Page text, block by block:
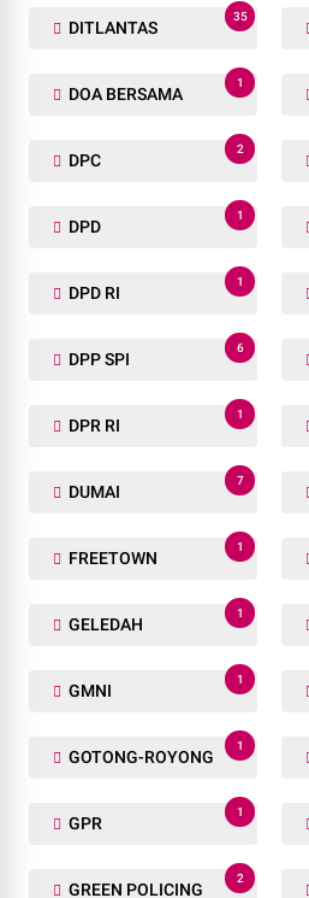
DITLANTAS
35
DOA BERSAMA
1
DPC
2
DPD
1
DPD RI
1
DPP SPI
6
DPR RI
1
DUMAI
7
FREETOWN
1
GELEDAH
1
GMNI
1
GOTONG-ROYONG
1
GPR
1
GREEN POLICING
2